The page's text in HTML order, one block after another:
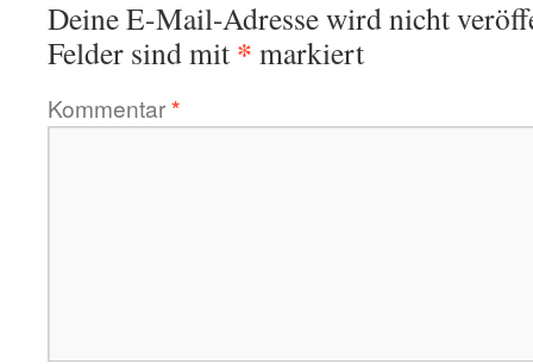
Deine E-Mail-Adresse wird nicht
Felder sind mit * markiert
Kommentar*